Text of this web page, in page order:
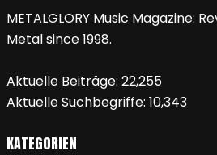
METALGLORY Music Magazine:
Metal since 1998.
Aktuelle Beiträge: 22,255
Aktuelle Suchbegriffe: 10,343
KATEGORIEN